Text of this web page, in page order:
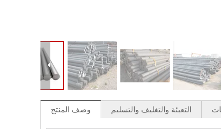
وصف المنتج التعبئة والتغليف والتسليم